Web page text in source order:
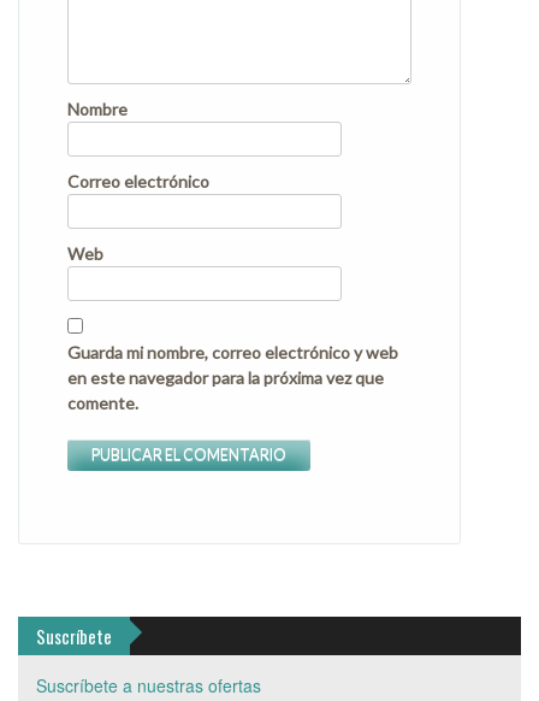
Nombre
Correo electrónico
Web
Guarda mi nombre, correo electrónico y web
en este navegador para la próxima vez que
comente.
Suscríbete
Suscríbete a nuestras ofertas